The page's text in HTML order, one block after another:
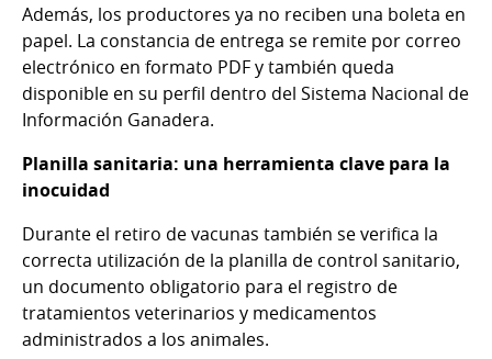
Además, los productores ya no reciben una boleta en
papel. La constancia de entrega se remite por correo
electrónico en formato PDF y también queda
disponible en su perfil dentro del Sistema Nacional de
Información Ganadera.
Planilla sanitaria: una herramienta clave para la
inocuidad
Durante el retiro de vacunas también se verifica la
correcta utilización de la planilla de control sanitario,
un documento obligatorio para el registro de
tratamientos veterinarios y medicamentos
administrados a los animales.